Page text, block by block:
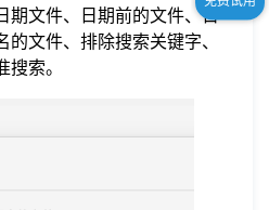
期文件、日期前的文件、日
文件、排除搜索关键字、
索。